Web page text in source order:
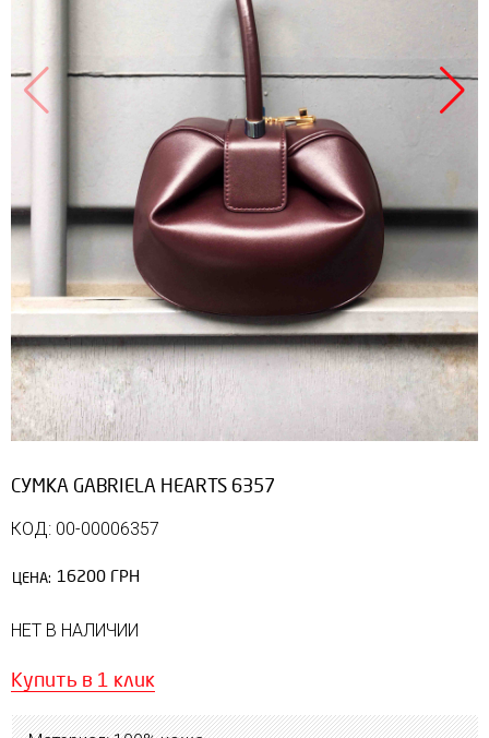
Продано
СУМКА GABRIELA HEARTS 6357
КОД: 00-00006357
ЦЕНА: 16200 ГРН
НЕТ В НАЛИЧИИ
Купить в 1 клик